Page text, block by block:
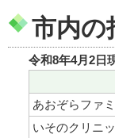
市内の
令和8年4月2日
あおぞらファ
いそのクリニ